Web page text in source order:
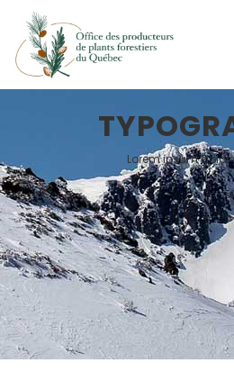
Lorem ipsum dolor